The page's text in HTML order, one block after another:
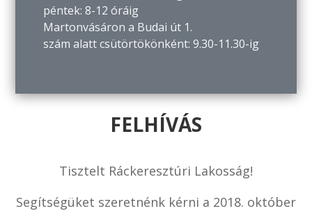
péntek: 8-12 óráig
Martonvásáron a Budai út 1.
szám alatt csütörtökönként: 9.30-11.30-ig
FELHÍVÁS
Tisztelt Ráckeresztúri Lakosság!
Segítségüket szeretnénk kérni a 2018. október